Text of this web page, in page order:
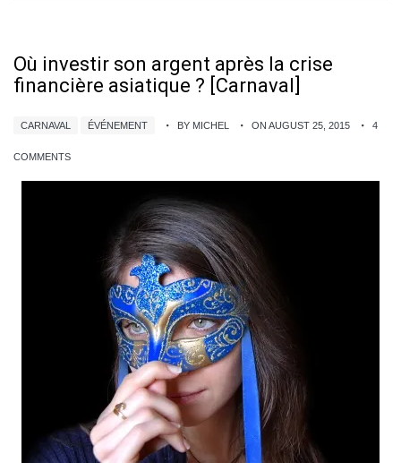
Où investir son argent après la crise
financière asiatique ? [Carnaval]
CARNAVAL ÉVÉNEMENT BY MICHEL ON AUGUST 25, 2015 4
COMMENTS